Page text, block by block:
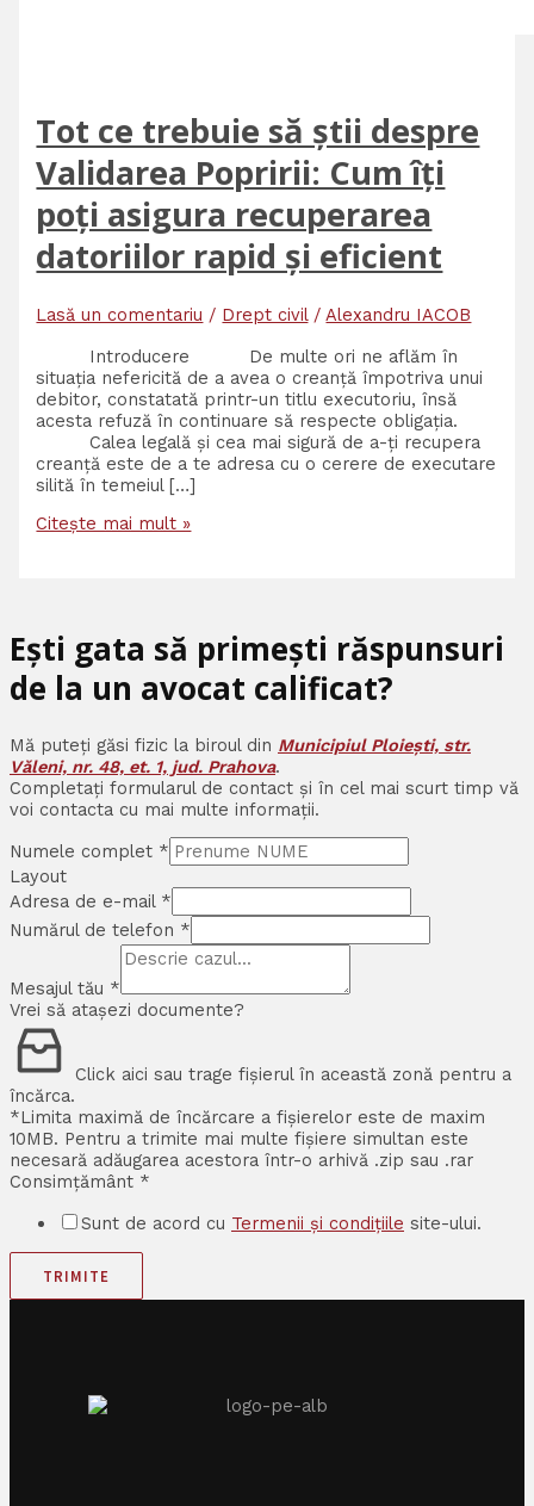
Tot ce trebuie să știi despre
Validarea Popririi: Cum îți
poți asigura recuperarea
datoriilor rapid și eficient
Lasă un comentariu / Drept civil/Alexandru IACOB
Introducere De multe ori ne aflăm în
situația nefericită de a avea o creanță împotriva unui
debitor, constatată printr-un titlu executoriu, însă
acesta refuză în continuare să respecte obligația.
Calea legală și cea mai sigură de a-ți recupera
creanță este de a te adresa cu o cerere de executare
silită în temeiul […]
Citește mai mult »
Ești gata să primești răspunsuri
de la un avocat calificat?
Mă puteți găsi fizic la biroul din Municipiul Ploiești, str.
Văleni, nr. 48, et. 1, jud. Prahova.
Completați formularul de contact și în cel mai scurt timp vă
voi contacta cu mai multe informații.
Numele complet *
Layout
Adresa de e-mail *
Numărul de telefon *
Mesajul tău *
Vrei să atașezi documente?
Click aici sau trage fișierul în această zonă pentru a
încărca.
*Limita maximă de încărcare a fișierelor este de maxim
10MB. Pentru a trimite mai multe fișiere simultan este
necesară adăugarea acestora într-o arhivă .zip sau .rar
Consimțământ *
Sunt de acord cu Termenii și condițiile site-ului.
TRIMITE